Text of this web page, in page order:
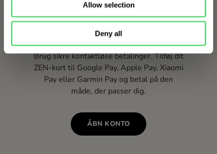
Allow selection
Deny all
Brug sikre kontaktløse betalinger. Tilføj dit
ZEN-kort til Google Pay, Apple Pay, Xiaomi
Pay eller Garmin Pay og betal på den
måde, der passer dig.
ÅBN KONTO